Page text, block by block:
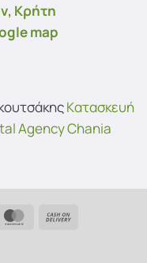
Κρήτη
map
Kατασκευή
Agency Chania
MasterCard